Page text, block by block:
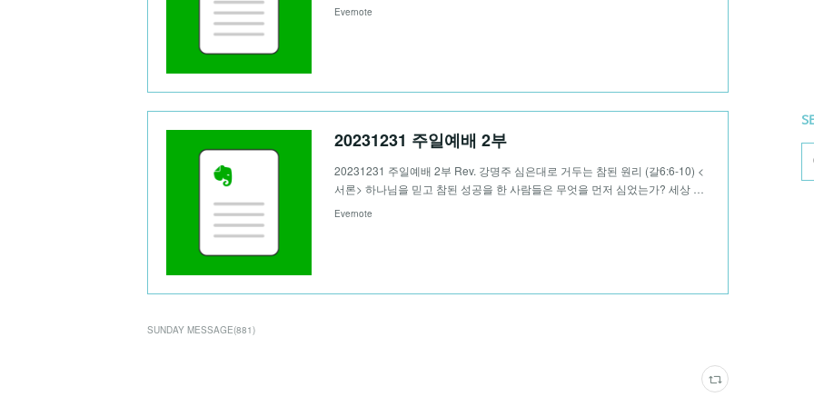
Evernote
20231231 주일예배 2부
20231231 주일예배 2부 Rev. 강명주 심은대로 거두는 참된 원리 (갈6:6-10) <
서론> 하나님을 믿고 참된 성공을 한 사람들은 무엇을 먼저 심었는가? 세상 …
Evernote
SUNDAY MESSAGE(881)